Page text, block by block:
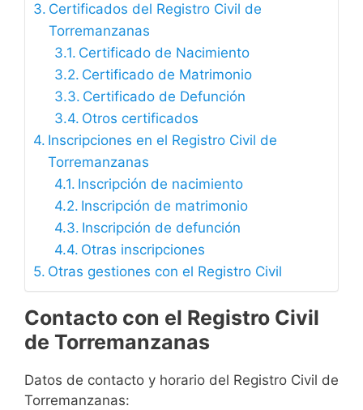
Certificados del Registro Civil de
Torremanzanas
Certificado de Nacimiento
Certificado de Matrimonio
Certificado de Defunción
Otros certificados
Inscripciones en el Registro Civil de
Torremanzanas
Inscripción de nacimiento
Inscripción de matrimonio
Inscripción de defunción
Otras inscripciones
Otras gestiones con el Registro Civil
Contacto con el Registro Civil
de Torremanzanas
Datos de contacto y horario del Registro Civil de
Torremanzanas: